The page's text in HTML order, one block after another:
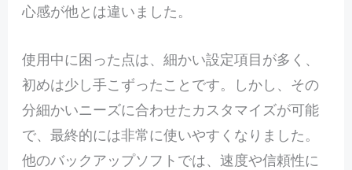
心感が他とは違いました。
使用中に困った点は、細かい設定項目が多く、
初めは少し手こずったことです。しかし、その
分細かいニーズに合わせたカスタマイズが可能
で、最終的には非常に使いやすくなりました。
他のバックアップソフトでは、速度や信頼性に